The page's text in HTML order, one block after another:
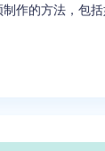
作的方法，包括
格和配音。此外
富的动画视频素